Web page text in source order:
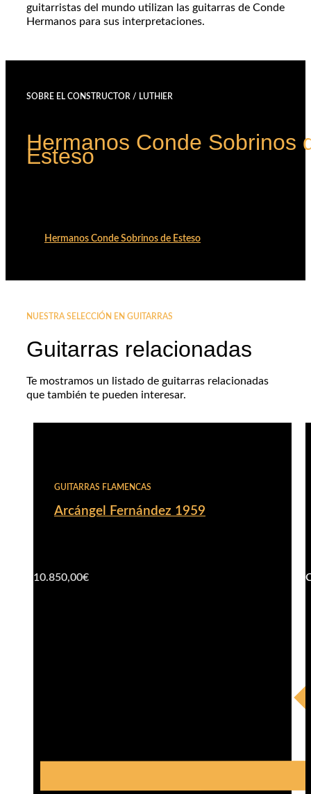
guitarristas del mundo utilizan las guitarras de Conde
Hermanos para sus interpretaciones.
SOBRE EL CONSTRUCTOR / LUTHIER
Hermanos Conde Sobrinos
Esteso
Hermanos Conde Sobrinos de Esteso
NUESTRA SELECCIÓN EN GUITARRAS
Guitarras relacionadas
Te mostramos un listado de guitarras relacionadas
que también te pueden interesar.
GUITARRAS FLAMENCAS
Arcángel Fernández 1959
10.850,00€